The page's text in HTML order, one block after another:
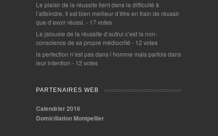
Le plaisir de la réussite tient dans la difficulté à
l’atteindre. Il est bien meilleur d’être en train de réussir
que d’avoir réussi. - 17 votes
La jalousie de la réussite d’autrui c’est la non-
conscience de sa propre médiocrité - 12 votes
la perfection n’est pas dans l homme mais parfois dans
leur intention - 12 votes
PARTENAIRES WEB
Calendrier 2016
Domiciliation Montpellier